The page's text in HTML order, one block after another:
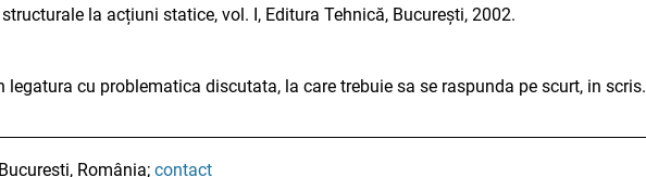
la acțiuni statice, vol. I, Editura Tehnică, București, 2002.
cu problematica discutata, la care trebuie sa se raspunda pe scurt, in scris.
România; contact